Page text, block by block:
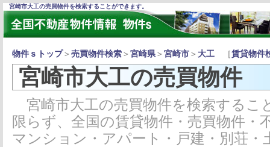
宮崎市大工の売買物件を検索することができます。
物件ｓトップ＞ 売買物件検索 ＞ 宮崎県＞ 宮崎市 ＞ 大工 ［賃貸物件
宮崎市大工の売買物件
宮崎市大工の売買物件を検索するこ
限らず、全国の賃貸物件・売買物件・
マンション・アパート・戸建・別荘